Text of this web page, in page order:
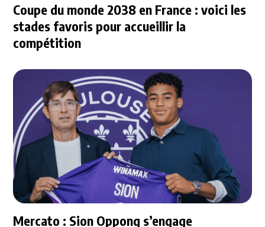
Coupe du monde 2038 en France : voici les
stades favoris pour accueillir la
compétition
Mercato : Sion Oppong s’engage